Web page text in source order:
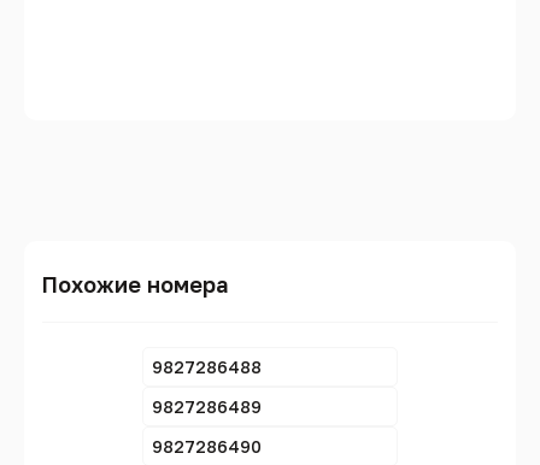
Похожие номера
9827286488
9827286489
9827286490